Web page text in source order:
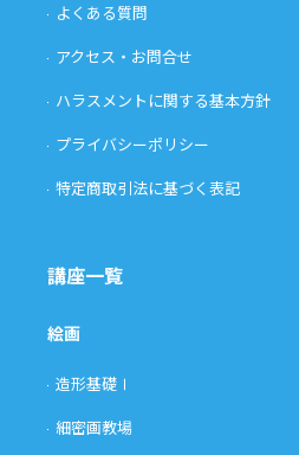
よくある質問
アクセス・お問合せ
ハラスメントに関する基本方針
プライバシーポリシー
特定商取引法に基づく表記
講座一覧
絵画
造形基礎Ⅰ
細密画教場